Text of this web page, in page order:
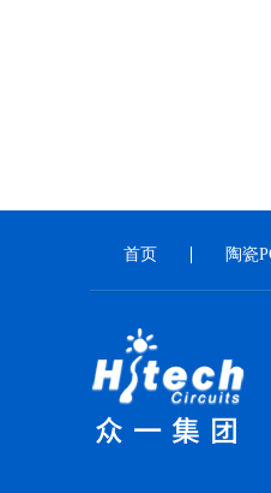
首页 陶瓷